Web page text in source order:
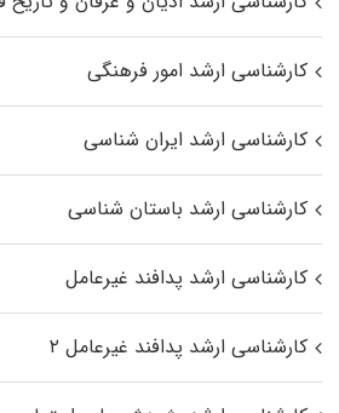
کارشناسی ارشد امور فرهنگی
کارشناسی ارشد ایران شناسی
کارشناسی ارشد باستان شناسی
کارشناسی ارشد پدافند غیرعامل
کارشناسی ارشد پدافند غیرعامل ۲